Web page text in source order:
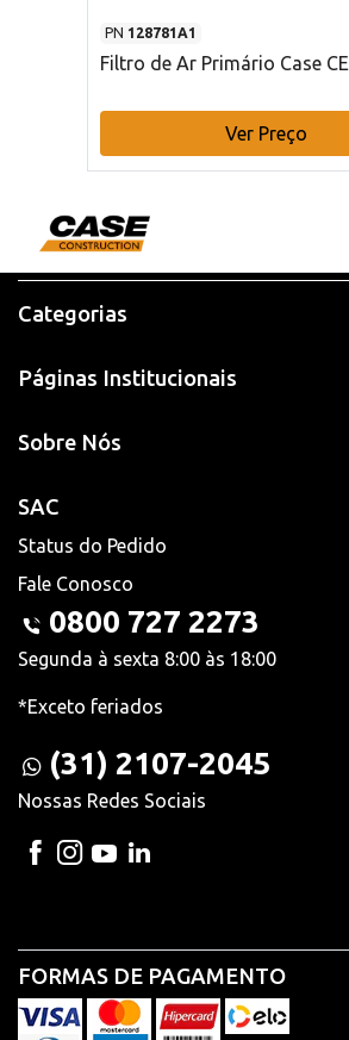
PN 128781A1
Filtro de Ar Primário Case CE
Ver Preço
Categorias
Páginas Institucionais
Sobre Nós
SAC
Status do Pedido
Fale Conosco
0800 727 2273
Segunda à sexta 8:00 às 18:00
*Exceto feriados
(31) 2107-2045
Nossas Redes Sociais
FORMAS DE PAGAMENTO